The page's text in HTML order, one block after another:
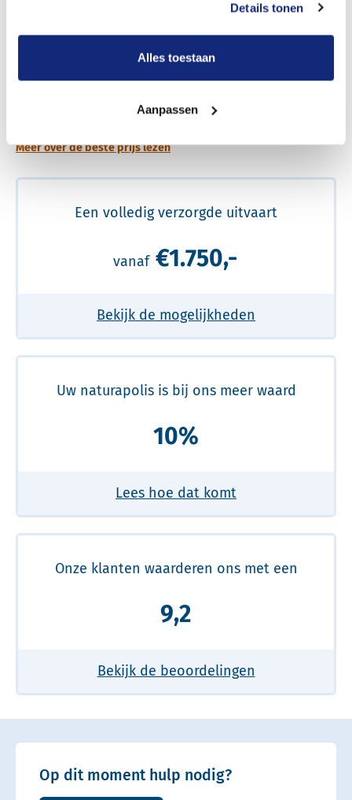
Details tonen
Alles toestaan
Aanpassen
Meer over de beste prijs lezen
Een volledig verzorgde uitvaart
vanaf €1.750,-
Bekijk de mogelijkheden
Uw naturapolis is bij ons meer waard
10%
Lees hoe dat komt
Onze klanten waarderen ons met een
9,2
Bekijk de beoordelingen
Op dit moment hulp nodig?